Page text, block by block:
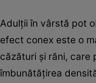
Adulţii în vârstă pot
efect conex este o
căzături și răni, care
îmbunătățirea